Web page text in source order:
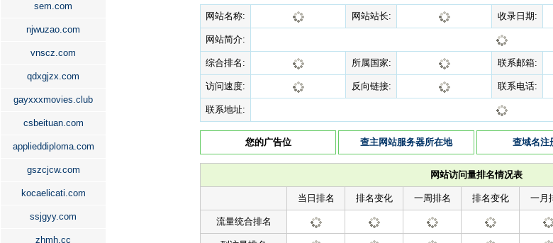
sem.com
njwuzao.com
vnscz.com
qdxgjzx.com
gayxxxmovies.club
csbeituan.com
applieddiploma.com
gszcjcw.com
kocaelicati.com
ssjgyy.com
zhmh.cc
网站名称: 网站站长: 收录日期:
网站简介:
综合排名: 所属国家: 联系邮箱:
访问速度: 反向链接: 联系电话:
联系地址:
您的广告位 查主网站服务器所在地 查域名注
网站访问量排名情况表
当日排名 排名变化 一周排名 排名变化 一月
流量统合排名